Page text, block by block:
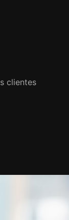
clientes